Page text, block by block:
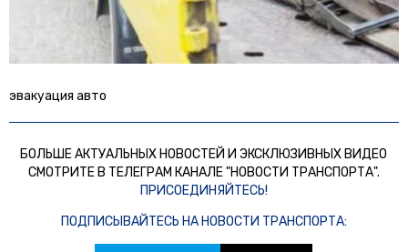
эвакуация авто
БОЛЬШЕ АКТУАЛЬНЫХ НОВОСТЕЙ И ЭКСКЛЮЗИВНЫХ ВИДЕО
СМОТРИТЕ В ТЕЛЕГРАМ КАНАЛЕ "НОВОСТИ ТРАНСПОРТА".
ПРИСОЕДИНЯЙТЕСЬ!
ПОДПИСЫВАЙТЕСЬ НА НОВОСТИ ТРАНСПОРТА: